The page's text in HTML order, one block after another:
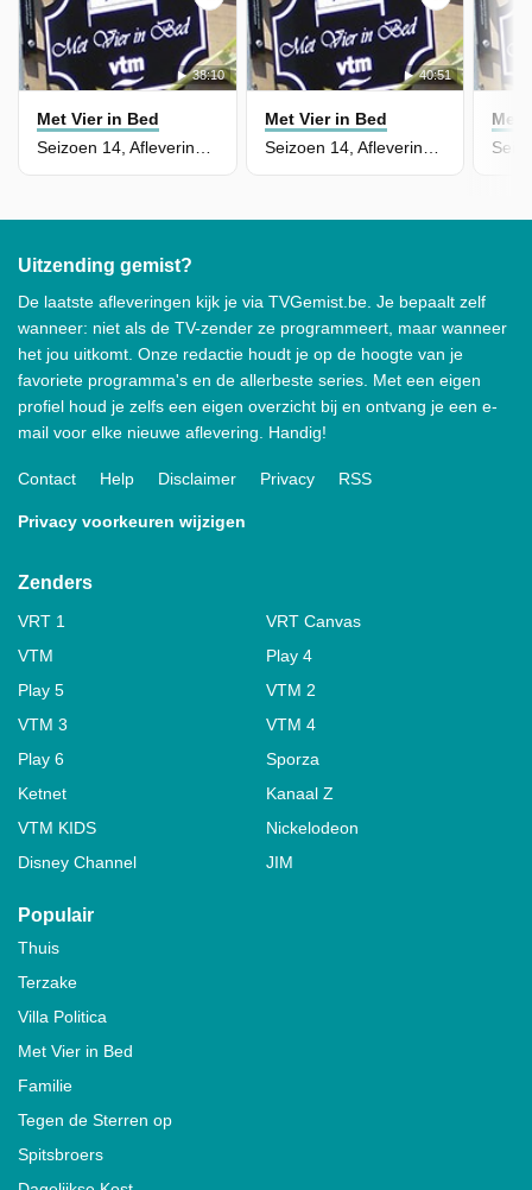
38:10
Met Vier in Bed
40:51
Met Vier in Bed
Met
Uitzending gemist?
De laatste afleveringen kijk je via TVGemist.be. Je bepaalt zelf
wanneer: niet als de TV-zender ze programmeert, maar wanneer
het jou uitkomt. Onze redactie houdt je op de hoogte van je
favoriete programma's en de allerbeste series. Met een eigen
profiel houd je zelfs een eigen overzicht bij en ontvang je een e-
mail voor elke nieuwe aflevering. Handig!
Contact Help Disclaimer Privacy RSS
Privacy voorkeuren wijzigen
Zenders
VRT 1
VRT Canvas
VTM
Play 4
Play 5
VTM 2
VTM 3
VTM 4
Play 6
Sporza
Ketnet
Kanaal Z
VTM KIDS
Nickelodeon
Disney Channel
JIM
Populair
Thuis
Terzake
Villa Politica
Met Vier in Bed
Familie
Tegen de Sterren op
Spitsbroers